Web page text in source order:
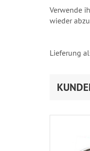
Verwende
wieder
Lieferung